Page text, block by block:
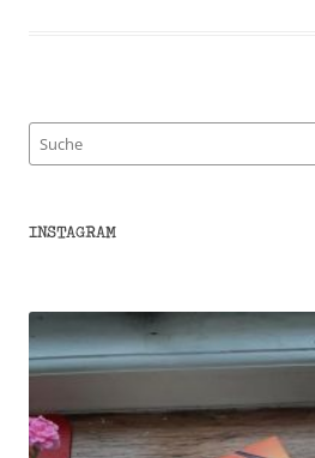
Suchen
INSTAGRAM